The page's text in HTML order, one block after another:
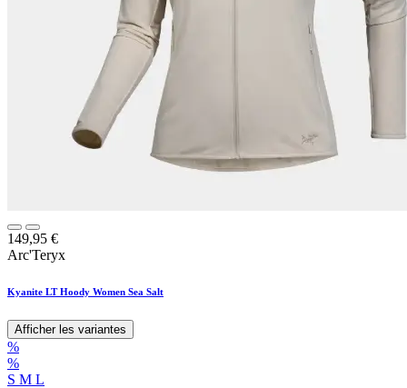
149,95 €
Arc'Teryx
Kyanite LT Hoody Women Sea Salt
Afficher les variantes
%
%
S M L